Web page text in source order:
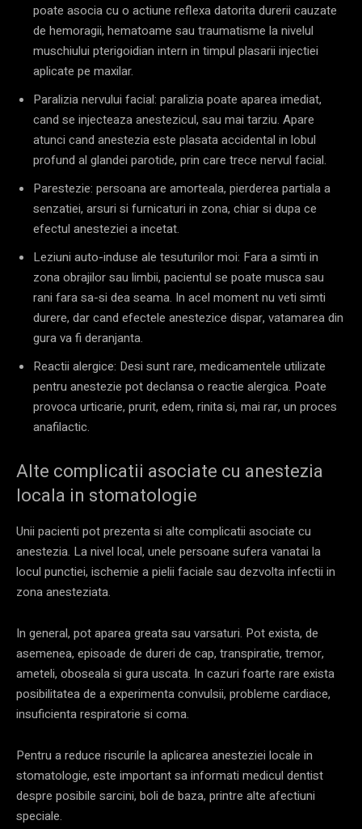
poate asocia cu o actiune reflexa datorita durerii cauzate
de hemoragii, hematoame sau traumatisme la nivelul
muschiului pterigoidian intern in timpul plasarii injectiei
aplicate pe maxilar.
Paralizia nervului facial: paralizia poate aparea imediat,
cand se injecteaza anestezicul, sau mai tarziu. Apare
atunci cand anestezia este plasata accidental in lobul
profund al glandei parotide, prin care trece nervul facial.
Parestezie: persoana are amorteala, pierderea partiala a
senzatiei, arsuri si furnicaturi in zona, chiar si dupa ce
efectul anesteziei a incetat.
Leziuni auto-induse ale tesuturilor moi: Fara a simti in
zona obrajilor sau limbii, pacientul se poate musca sau
rani fara sa-si dea seama. In acel moment nu veti simti
durere, dar cand efectele anestezice dispar, vatamarea din
gura va fi deranjanta.
Reactii alergice: Desi sunt rare, medicamentele utilizate
pentru anestezie pot declansa o reactie alergica. Poate
provoca urticarie, prurit, edem, rinita si, mai rar, un proces
anafilactic.
Alte complicatii asociate cu anestezia
locala in stomatologie
Unii pacienti pot prezenta si alte complicatii asociate cu
anestezia. La nivel local, unele persoane sufera vanatai la
locul punctiei, ischemie a pielii faciale sau dezvolta infectii in
zona anesteziata.
In general, pot aparea greata sau varsaturi. Pot exista, de
asemenea, episoade de dureri de cap, transpiratie, tremor,
ameteli, oboseala si gura uscata. In cazuri foarte rare exista
posibilitatea de a experimenta convulsii, probleme cardiace,
insuficienta respiratorie si coma.
Pentru a reduce riscurile la aplicarea anesteziei locale in
stomatologie, este important sa informati medicul dentist
despre posibile sarcini, boli de baza, printre alte afectiuni
speciale.